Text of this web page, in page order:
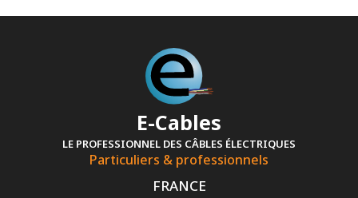
E-Cables
LE PROFESSIONNEL DES CÂBLES ÉLECTRIQUES
Particuliers & professionnels
FRANCE